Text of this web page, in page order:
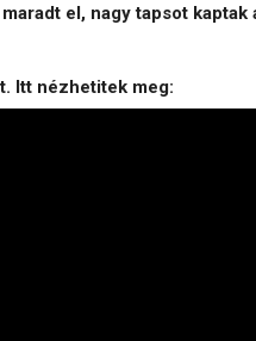
el, nagy tapsot
Itt nézhetitek meg: